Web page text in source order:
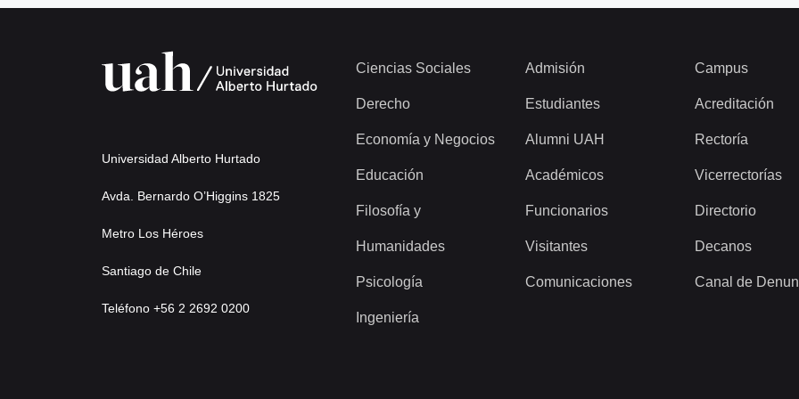
Universidad Alberto Hurtado
Avda. Bernardo O’Higgins 1825
Metro Los Héroes
Santiago de Chile
Teléfono +56 2 2692 0200
Ciencias Sociales
Derecho
Economía y Negocios
Educación
Filosofía y
Humanidades
Psicología
Ingeniería
Admisión
Estudiantes
Alumni UAH
Académicos
Funcionarios
Visitantes
Comunicaciones
Campus
Acreditación
Rectoría
Vicerrectorías
Directorio
Decanos
Canal de